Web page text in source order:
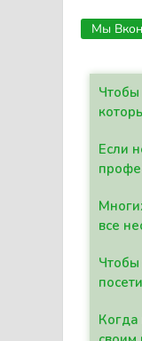
Мы
Чтобы
Если
все
Чтобы
Когда